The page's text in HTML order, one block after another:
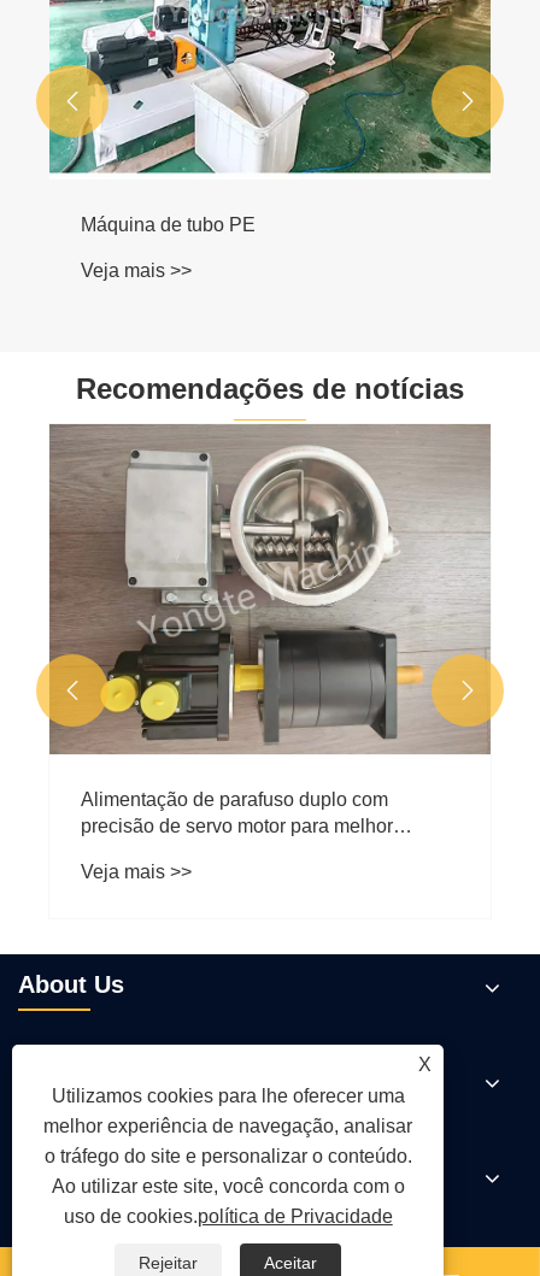
Máquina de tubo PE
Veja mais >>
 
Recomendações de notícias
Alimentação de parafuso duplo com
precisão de servo motor para melhor
Veja mais >>
 
About Us
Notícias
Contate-nos
X
Utilizamos cookies para lhe oferecer uma
melhor experiência de navegação, analisar
o tráfego do site e personalizar o conteúdo.
Ao utilizar este site, você concorda com o
uso de cookies.política de Privacidade
Rejeitar Aceitar